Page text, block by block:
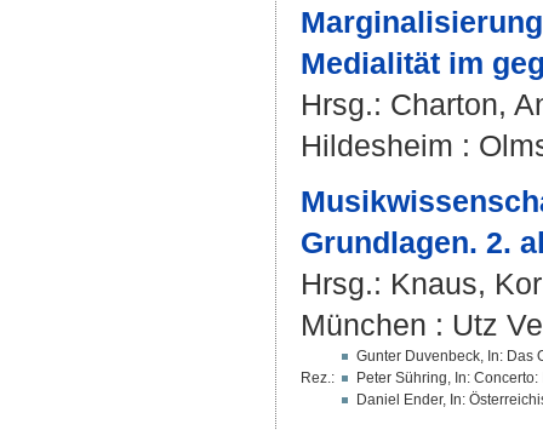
Medialität im
Hrsg.: Charton,
Hildesheim :
Grundlagen. 2.
Hrsg.: Knaus,
München : Utz
Rez.:
Gunter Duvenbeck, In: Das
Peter Sühring, In:
Daniel Ender, In: